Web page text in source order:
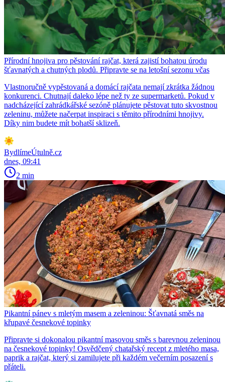
Přírodní hnojiva pro pěstování rajčat, která zajistí bohatou úrodu
šťavnatých a chutných plodů. Připravte se na letošní sezonu včas
Vlastnoručně vypěstovaná a domácí rajčata nemají zkrátka žádnou
konkurenci. Chutnají daleko lépe než ty ze supermarketů. Pokud v
nadcházející zahrádkářské sezóně plánujete pěstovat tuto skvostnou
zeleninu, můžete načerpat inspiraci s těmito přírodními hnojivy.
Díky nim budete mít bohatší sklizeň.
BydlímeÚtulně.cz
dnes, 09:41
2 min
Pikantní pánev s mletým masem a zeleninou: Šťavnatá směs na
křupavé česnekové topinky
Připravte si dokonalou pikantní masovou směs s barevnou zeleninou
na česnekové topinky! Osvědčený chatařský recept z mletého masa,
paprik a rajčat, který si zamilujete při každém večerním posazení s
přáteli.